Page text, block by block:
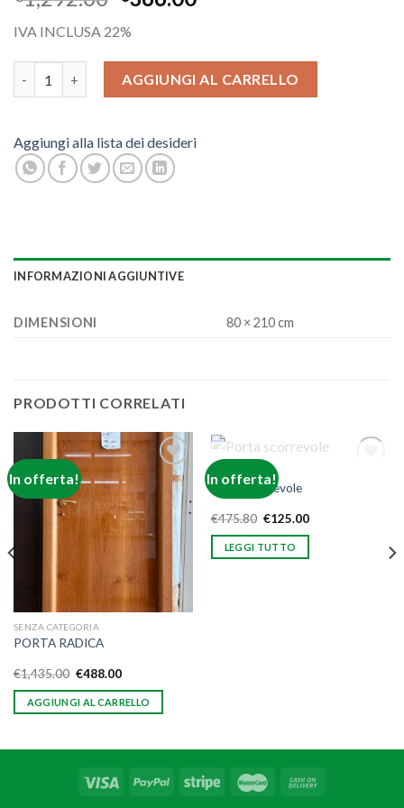
IVA INCLUSA 22%
AGGIUNGI AL CARRELLO
Aggiungi alla lista dei desideri
INFORMAZIONI AGGIUNTIVE
DIMENSIONI 80 × 210 cm
PRODOTTI CORRELATI
In offerta!
Aggiungi
alla lista
desideri
SENZA CATEGORIA
PORTA RADICA
€1,435.00 €488.00
AGGIUNGI AL CARRELLO
In offerta!ESAURITO
Porta scorrevole
€475.80 €125.00
LEGGI TUTTO